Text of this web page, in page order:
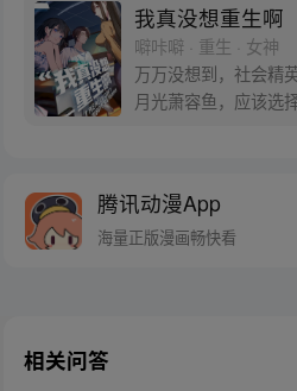
我真没想重生啊
噼咔噼 · 重生 · 女神
万万没想到，社会精
月光萧容鱼，应该选
腾讯动漫App
海量正版漫画畅快看
相关问答